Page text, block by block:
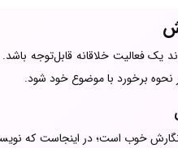
یک فعالیت خلاقانه قابل‌توجه
نحوه برخورد با موضوع خود شود.
خوب است؛ در اینجاست که